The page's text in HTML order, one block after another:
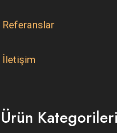
Referanslar
İletişim
Ürün